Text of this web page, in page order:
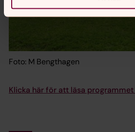
Foto: M Bengthagen
Klicka här för att läsa